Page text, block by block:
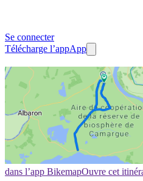
Se connecter
Télécharge l’appApp
dans l’app BikemapOuvre cet